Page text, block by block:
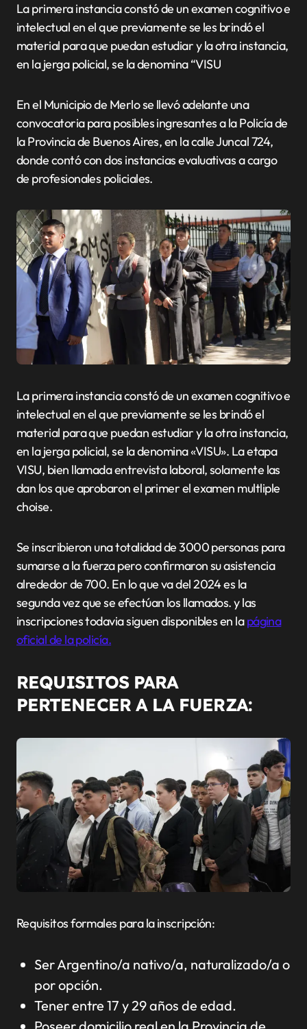
La primera instancia constó de un examen cognitivo e
intelectual en el que previamente se les brindó el
material para que puedan estudiar y la otra instancia,
en la jerga policial, se la denomina “VISU
En el Municipio de Merlo se llevó adelante una
convocatoria para posibles ingresantes a la Policía de
la Provincia de Buenos Aires, en la calle Juncal 724,
donde contó con dos instancias evaluativas a cargo
de profesionales policiales.
La primera instancia constó de un examen cognitivo e
intelectual en el que previamente se les brindó el
material para que puedan estudiar y la otra instancia,
en la jerga policial, se la denomina «VISU». La etapa
VISU, bien llamada entrevista laboral, solamente las
dan los que aprobaron el primer el examen multliple
choise.
Se inscribieron una totalidad de 3000 personas para
sumarse a la fuerza pero confirmaron su asistencia
alrededor de 700. En lo que va del 2024 es la
segunda vez que se efectúan los llamados. y las
inscripciones todavia siguen disponibles en lapágina
oficial de la policía.
REQUISITOS PARA
PERTENECER A LA FUERZA:
Requisitos formales para la inscripción:
Ser Argentino/a nativo/a, naturalizado/a o
por opción.
Tener entre 17 y 29 años de edad.